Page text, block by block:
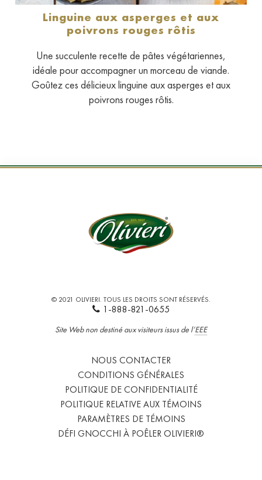
Linguine aux asperges et aux
poivrons rouges rôtis
Une succulente recette de pâtes végétariennes,
idéale pour accompagner un morceau de viande.
Goûtez ces délicieux linguine aux asperges et aux
poivrons rouges rôtis.
© 2021 OLIVIERI. TOUS LES DROITS SONT RÉSERVÉS.
1-888-821-0655
Site Web non destiné aux visiteurs issus de l’EEE
NOUS CONTACTER
CONDITIONS GÉNÉRALES
POLITIQUE DE CONFIDENTIALITÉ
POLITIQUE RELATIVE AUX TÉMOINS
PARAMÈTRES DE TÉMOINS
DÉFI GNOCCHI À POÊLER OLIVIERI®